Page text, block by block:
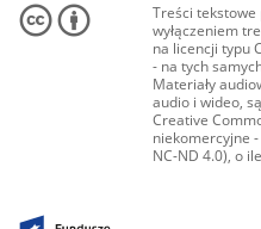
Treści tekstowe
wyłączeniem
na licencji typu
- na tych
Materiały
audio i wideo,
Creative
niekomercyjne
NC-ND 4.0), o